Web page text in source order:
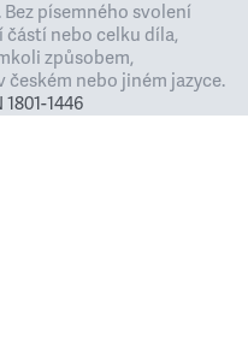
písemného svolení
nebo celku díla,
způsobem,
nebo jiném jazyce.
1446